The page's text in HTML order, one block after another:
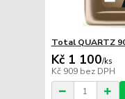
Total QUARTZ
Kč 1 100/ks
Kč 909 bez DPH